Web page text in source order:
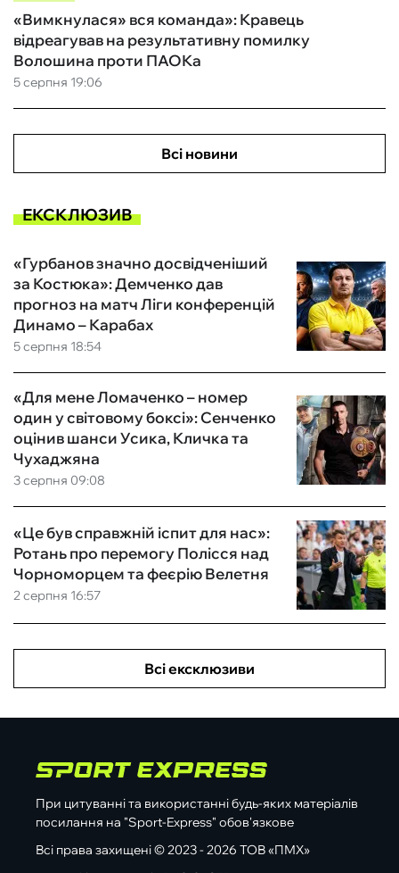
5 серпня 19:06
«Вимкнулася» вся команда»: Кравець
відреагував на результативну помилку
Волошина проти ПАОКа
Всі новини
ЕКСКЛЮЗИВ
5 серпня 18:54
«Гурбанов значно досвідченіший
за Костюка»: Демченко дав
прогноз на матч Ліги конференцій
Динамо – Карабах
3 серпня 09:08
«Для мене Ломаченко – номер
один у світовому боксі»: Сенченко
оцінив шанси Усика, Кличка та
Чухаджяна
2 серпня 16:57
«Це був справжній іспит для нас»:
Ротань про перемогу Полісся над
Чорноморцем та феєрію Велетня
Всі ексклюзиви
При цитуванні та використанні будь-яких матеріалів
посилання на "Sport-Express" обов'язкове
Всі права захищені © 2023 - 2026 ТОВ «ПМХ»